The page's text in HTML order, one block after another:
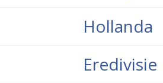
Hollanda
Eredivisie